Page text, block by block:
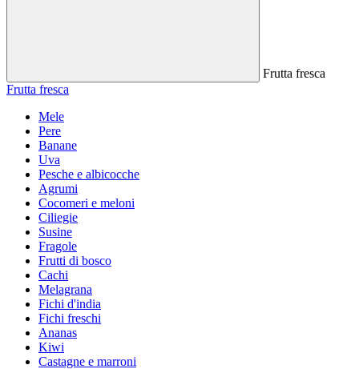
Frutta fresca
Frutta fresca
Mele
Pere
Banane
Uva
Pesche e albicocche
Agrumi
Cocomeri e meloni
Ciliegie
Susine
Fragole
Frutti di bosco
Cachi
Melagrana
Fichi d'india
Fichi freschi
Ananas
Kiwi
Castagne e marroni